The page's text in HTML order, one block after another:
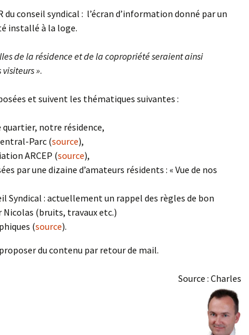
conseil syndical : l’écran d’information donné par un
installé à la loge.
de la résidence et de la copropriété seraient ainsi
».
et suivent les thématiques suivantes :
notre résidence,
Parc (source),
ARCEP (source),
par une dizaine d’amateurs résidents : « Vue de nos
Syndical : actuellement un rappel des règles de bon
Nicolas (bruits, travaux etc.)
(source).
du contenu par retour de mail.
Source : Charles